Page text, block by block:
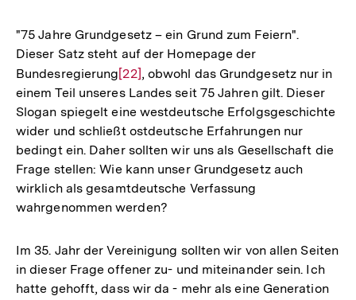
"75 Jahre Grundgesetz – ein Grund zum Feiern".
Dieser Satz steht auf der Homepage der
BundesregierungZur
Auflösung
der
Fußnote
[22], obwohl das Grundgesetz nur in
einem Teil unseres Landes seit 75 Jahren gilt. Dieser
Slogan spiegelt eine westdeutsche Erfolgsgeschichte
wider und schließt ostdeutsche Erfahrungen nur
bedingt ein. Daher sollten wir uns als Gesellschaft die
Frage stellen: Wie kann unser Grundgesetz auch
wirklich als gesamtdeutsche Verfassung
wahrgenommen werden?
Im 35. Jahr der Vereinigung sollten wir von allen Seiten
in dieser Frage offener zu- und miteinander sein. Ich
hatte gehofft, dass wir da - mehr als eine Generation